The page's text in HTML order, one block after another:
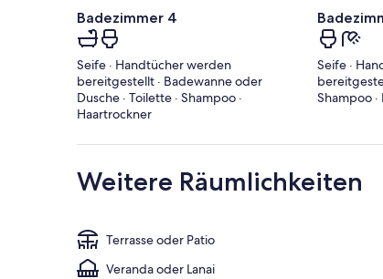
Badezimmer 4
Seife · Handtücher werden
bereitgestellt · Badewanne oder
Dusche · Toilette · Shampoo ·
Haartrockner
Seife ·
Shampoo
Weitere Räumlichkeiten
Terrasse oder Patio
Veranda oder Lanai